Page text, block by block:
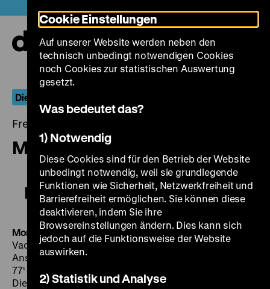
zum
Seiteninhalt
springen
Die Welt in Waffen: Nürnberger Prozesse
Freitag, 27. November 2015, 19.00 - 00.00 Uhr
Mord in Frankfurt
Mord in Frankfurt
Mord in FrankfurtBRD 1968, R/B: Rolf Hädrich, K: Jost
Vacano, D: Monika Lundi, Václav Voska, Joachim
Ansorge, Christiane Schröder, Karl-Heinz von Hassel,
77‘· DVD, DF
Die Stadt vibriert unter einer Hitzeglocke. Ein Mord ist
Cookie Einstellungen
Auf unserer Website werden neben den
technisch unbedingt notwendigen Cookies
noch Cookies zur statistischen Auswertung
gesetzt.
Was bedeutet das?
1) Notwendig
Diese Cookies sind für den Betrieb der Website
unbedingt notwendig, weil sie grundlegende
Funktionen wie Sicherheit, Netzwerkfreiheit und
Barrierefreiheit ermöglichen. Sie können diese
deaktivieren, indem Sie ihre
Browsereinstellungen ändern. Dies kann sich
jedoch auf die Funktionsweise der Website
auswirken.
2) Statistik und Analyse